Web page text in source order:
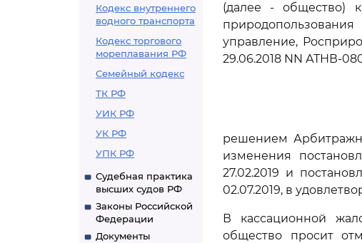
Кодекс внутреннего
водного транспорта
Кодекс торгового
мореплавания РФ
Семейный кодекс
ТК РФ
УИК РФ
УК РФ
УПК РФ
Судебная практика
высших судов РФ
Законы Российской
Федерации
Документы
(далее - общество)
управление,
29.06.2018 NN АТНВ-
решением
изменения
27.02.2019 и
02.07.2019, в
В кассационной
общество просит